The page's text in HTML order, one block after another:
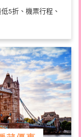
5折、機票行程、